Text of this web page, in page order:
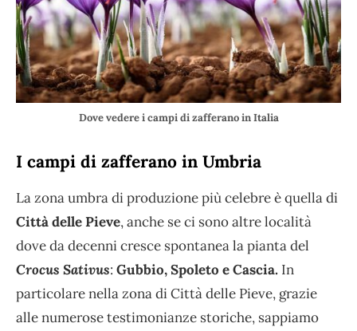
Dove vedere i campi di zafferano in Italia
I campi di zafferano in Umbria
La zona umbra di produzione più celebre è quella di
Città delle Pieve, anche se ci sono altre località
dove da decenni cresce spontanea la pianta del
Crocus Sativus: Gubbio, Spoleto e Cascia. In
particolare nella zona di Città delle Pieve, grazie
alle numerose testimonianze storiche, sappiamo